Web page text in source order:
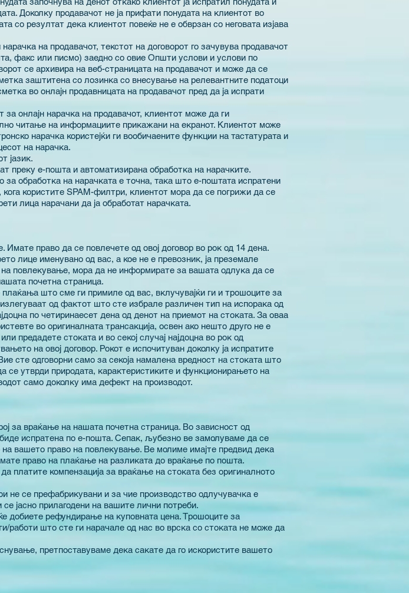
Доколку продавачот не ја прифати понудата на клиентот во
со резултат дека клиентот повеќе не е обврзан со неговата изјава
на продавачот, текстот на договорот го зачувува продавачот
факс или писмо) заедно со овие Општи услови и услови по
се архивира на веб-страницата на продавачот и може да се
заштитена со лозинка со внесување на релевантните податоци
во онлајн продавницата на продавачот пред да ја испрати
онлајн нарачка на продавачот, клиентот може да ги
читање на информациите прикажани на екранот. Клиентот може
нарачка користејќи ги вообичаените функции на тастатурата и
на нарачка.
јазик.
преку е-пошта и автоматизирана обработка на нарачките.
обработка на нарачката е точна, така што е-поштата испратени
користите SPAM-филтри, клиентот мора да се погрижи да се
лица нарачани да ја обработат нарачката.
право да се повлечете од овој договор во рок од 14 дена.
лице именувано од вас, а кое не е превозник, ја преземале
повлекување, мора да не информирате за вашата одлука да се
почетна страница.
плаќања што сме ги примиле од вас, вклучувајќи ги и трошоците за
од фактот што сте избрале различен тип на испорака од
по четиринаесет дена од денот на приемот на стоката. За оваа
во оригиналната трансакција, освен ако нешто друго не е
предадете стоката и во секој случај најдоцна во рок од
на овој договор. Рокот е испочитуван доколку ја испратите
сте одговорни само за секоја намалена вредност на стоката што
се утврди природата, карактеристиките и функционирањето на
само доколку има дефект на производот.
за враќање на нашата почетна страница. Во зависност од
испратена по е-пошта. Сепак, љубезно ве замолуваме да се
вашето право на повлекување. Ве молиме имајте предвид дека
право на плаќање на разликата до враќање по пошта.
платите компензација за враќање на стоката без оригиналното
не се префабрикувани и за чие производство одлучувачка е
јасно прилагодени на вашите лични потреби.
добиете рефундирање на куповната цена. Трошоците за
работи што сте ги нарачале од нас во врска со стоката не може да
претпоставуваме дека сакате да го искористите вашето